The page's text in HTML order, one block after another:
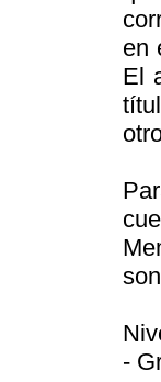
en
El
-